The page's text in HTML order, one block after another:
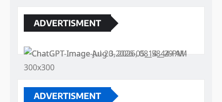
ADVERTISMENT
ADVERTISMENT